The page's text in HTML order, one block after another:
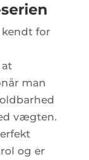
kendt for
man
vægten.
og er